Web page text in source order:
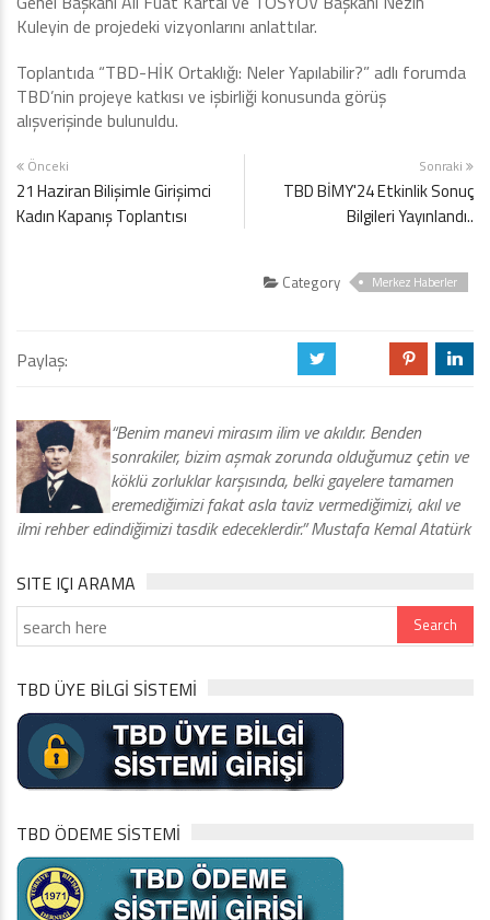
Kuleyin de projedeki vizyonlarını anlattılar.
Toplantıda “TBD-HİK Ortaklığı: Neler Yapılabilir?” adlı forumda
TBD’nin projeye katkısı ve işbirliği konusunda görüş
alışverişinde bulunuldu.
Önceki
21 Haziran Bilişimle Girişimci
Kadın Kapanış Toplantısı
Sonraki
TBD BİMY'24 Etkinlik Sonuç
Bilgileri Yayınlandı..
Category Merkez Haberler
Paylaş: a d j
“Benim manevi mirasım ilim ve akıldır. Benden
sonrakiler, bizim aşmak zorunda olduğumuz çetin ve
köklü zorluklar karşısında, belki gayelere tamamen
eremediğimizi fakat asla taviz vermediğimizi, akıl ve
ilmi rehber edindiğimizi tasdik edeceklerdir.” Mustafa Kemal Atatürk
SITE IÇI ARAMA
TBD ÜYE BİLGİ SİSTEMİ
TBD ÖDEME SİSTEMİ